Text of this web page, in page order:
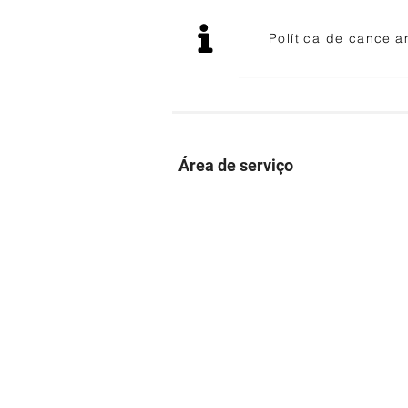
Política de
Área de serviço